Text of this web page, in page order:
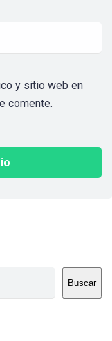
y sitio web en
comente.
Buscar